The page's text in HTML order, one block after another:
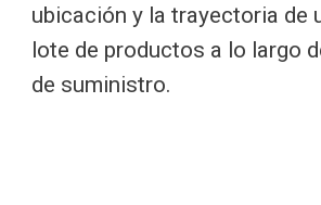
ubicación y la trayectoria de
lote de productos a lo largo
de suministro.